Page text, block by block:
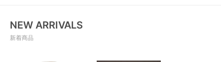
NEW ARRIVALS
新着商品